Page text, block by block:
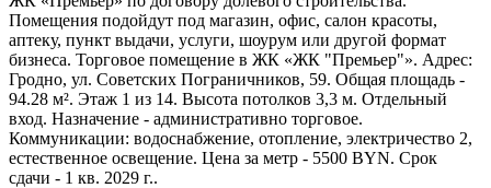
Помещения подойдут под магазин, офис, салон красоты,
аптеку, пункт выдачи, услуги, шоурум или другой формат
бизнеса. Торговое помещение в ЖК «ЖК "Премьер"». Адрес:
Гродно, ул. Советских Пограничников, 59. Общая площадь -
94.28 м². Этаж 1 из 14. Высота потолков 3,3 м. Отдельный
вход. Назначение - административно торговое.
Коммуникации: водоснабжение, отопление, электричество 2,
естественное освещение. Цена за метр - 5500 BYN. Срок
сдачи - 1 кв. 2029 г..